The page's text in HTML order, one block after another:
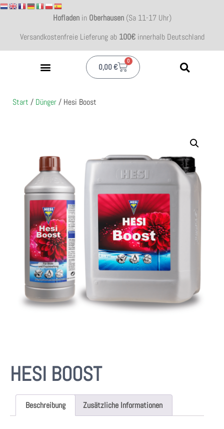
Hofladenin Oberhausen(Sa 11-17 Uhr)
Versandkostenfreie Lieferung ab 100€innerhalb Deutschland
0,00€
0
HESI BOOST
Beschreibung Zusätzliche Informationen
Start / Dünger/ Hesi Boost